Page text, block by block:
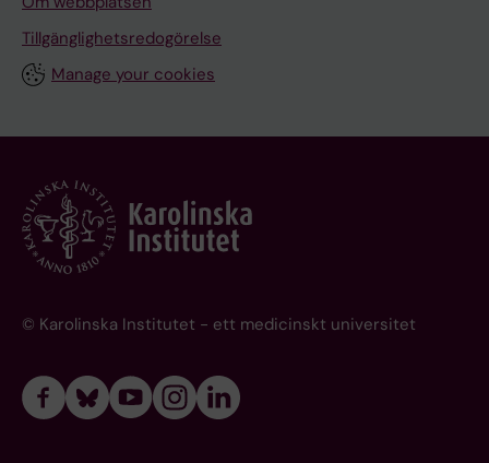
Tillgänglighetsredogörelse
Manage your cookies
© Karolinska Institutet - ett medicinskt universitet